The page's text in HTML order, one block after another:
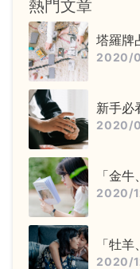
熱門文章
塔羅牌
2020/
新手必
步驟
2020/
「金
定星座
2020/
「牡
本星座
2020/